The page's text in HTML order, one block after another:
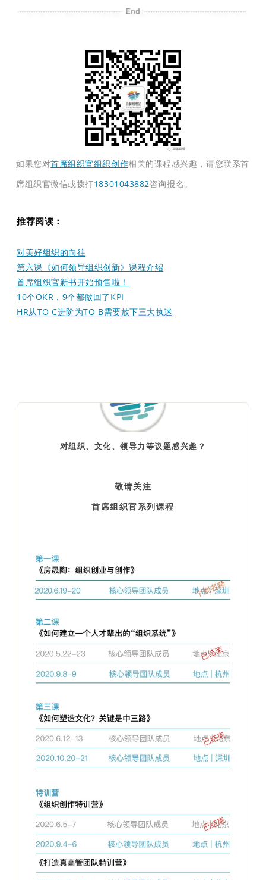
如果您对首席组织官组织创作相关的课程感兴趣，请您联系首
席组织官微信或拨打18301043882咨询报名。
推荐阅读：
对美好组织的向往
第六课《如何领导组织创新》课程介绍
首席组织官新书开始预售啦！
10个OKR，9个都做回了KPI
HR从TO C进阶为TO B需要放下三大执迷
对组织、文化、领导力等议题感兴趣？
敬请关注
首席组织官系列课程